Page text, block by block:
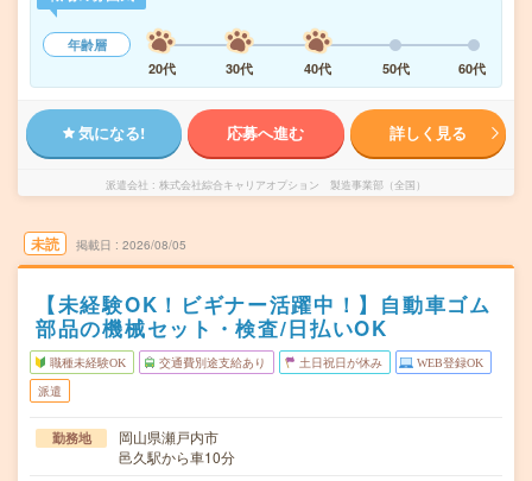
年齢層
20代
30代 40代 50代 60代
気になる! 応募へ進む 詳しく見る
派遣会社 株式会社綜合キャリアオプション 製造事業部（全国）
未読 掲載日 2026/08/05
【未経験OK！ビギナー活躍中！】自動車ゴム
部品の機械セット・検査/日払いOK
職種未経験OK 交通費別途支給あり 土日祝日が休み WEB登録OK
派遣
勤務地
岡山県瀬戸内市
邑久駅から車10分